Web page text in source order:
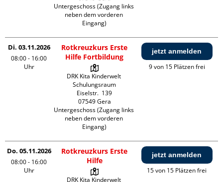
Untergeschoss (Zugang links
neben dem vorderen
Eingang)
Di. 03.11.2026
08:00 - 16:00
Uhr
Rotkreuzkurs Erste
Hilfe Fortbildung
DRK Kita Kinderwelt
Schulungsraum
Eiselstr.  139
07549 Gera
Untergeschoss (Zugang links
neben dem vorderen
Eingang)
jetzt anmelden
9 von 15 Plätzen frei
Do. 05.11.2026
08:00 - 16:00
Uhr
Rotkreuzkurs Erste
Hilfe
DRK Kita Kinderwelt
jetzt anmelden
15 von 15 Plätzen frei